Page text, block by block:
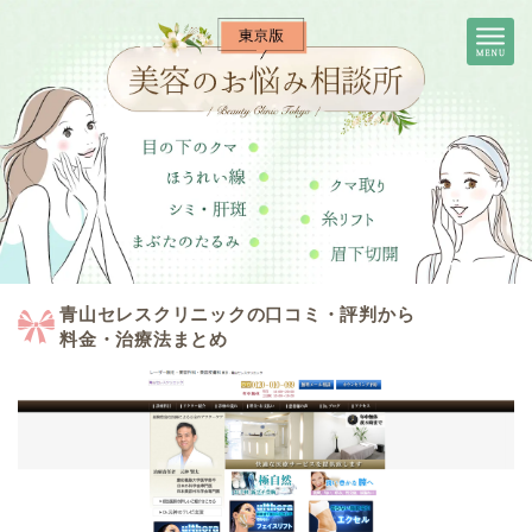
青山セレスクリニックの口コミ・評判から
料金・治療法まとめ